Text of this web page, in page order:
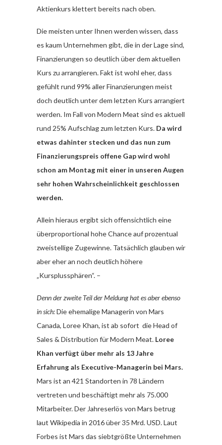
Aktienkurs klettert bereits nach oben.
Die meisten unter Ihnen werden wissen, dass
es kaum Unternehmen gibt, die in der Lage sind,
Finanzierungen so deutlich über dem aktuellen
Kurs zu arrangieren. Fakt ist wohl eher, dass
gefühlt rund 99% aller Finanzierungen meist
doch deutlich unter dem letzten Kurs arrangiert
werden. Im Fall von Modern Meat sind es aktuell
rund 25% Aufschlag zum letzten Kurs. Da wird
etwas dahinter stecken und das nun zum
Finanzierungspreis offene Gap wird wohl
schon am Montag mit einer in unseren Augen
sehr hohen Wahrscheinlichkeit geschlossen
werden.
Allein hieraus ergibt sich offensichtlich eine
überproportional hohe Chance auf prozentual
zweistellige Zugewinne. Tatsächlich glauben wir
aber eher an noch deutlich höhere
„Kursplussphären“. –
Denn der zweite Teil der Meldung hat es aber ebenso
in sich:Die ehemalige Managerin von Mars
Canada, Loree Khan, ist ab sofort die Head of
Sales & Distribution für Modern Meat. Loree
Khan verfügt über mehr als 13 Jahre
Erfahrung als Executive-Managerin bei Mars.
Mars ist an 421 Standorten in 78 Ländern
vertreten und beschäftigt mehr als 75.000
Mitarbeiter. Der Jahreserlös von Mars betrug
laut Wikipedia in 2016 über 35 Mrd. USD. Laut
Forbes ist Mars das siebtgrößte Unternehmen